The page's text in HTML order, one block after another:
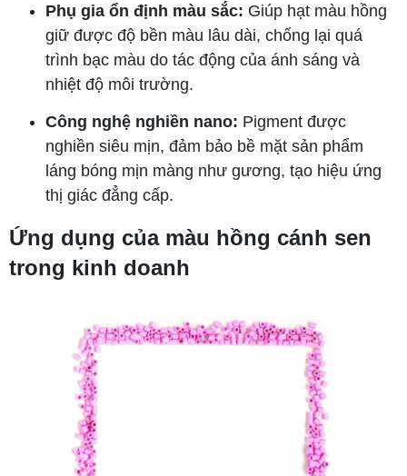
Phụ gia ổn định màu sắc: Giúp hạt màu hồng
giữ được độ bền màu lâu dài, chống lại quá
trình bạc màu do tác động của ánh sáng và
nhiệt độ môi trường.
Công nghệ nghiền nano: Pigment được
nghiền siêu mịn, đảm bảo bề mặt sản phẩm
láng bóng mịn màng như gương, tạo hiệu ứng
thị giác đẳng cấp.
Ứng dụng của màu hồng cánh sen
trong kinh doanh